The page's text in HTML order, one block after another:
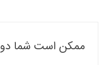
ممکن است شما